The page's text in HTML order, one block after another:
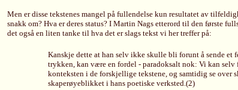
Men er disse tekstenes mangel på fullendelse kun resultatet av
snakk om? Hva er deres status? I Martin Nags etterord til den første
det også en liten tanke til hva det er slags tekst vi her treffer på:
Kanskje dette at han selv ikke skulle bli forunt å sende
trykken, kan være en fordel - paradoksalt nok: Vi kan
konteksten i de forskjellige tekstene, og samtidig se over
skaperøyeblikket i hans poetiske verksted.(2)